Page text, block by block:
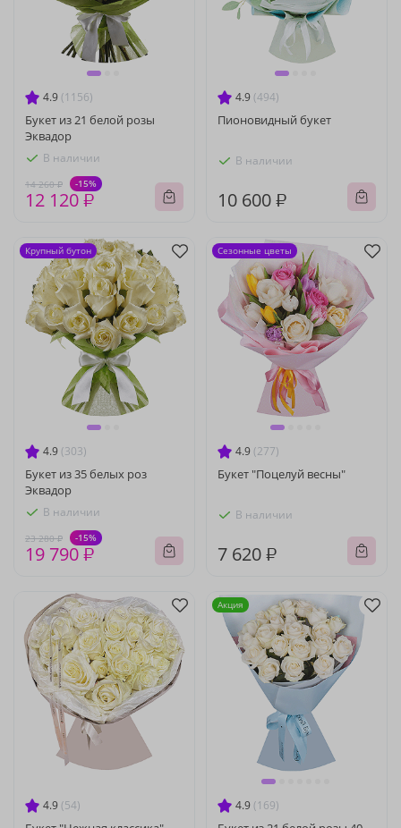
4.9 (1156)
Букет из 21 белой розы
Эквадор
В наличии
14 260 ₽ -15%
12 120 ₽
4.9 (494)
Пионовидный букет
В наличии
10 600 ₽
4.9 (303)
Букет из 35 белых роз
Эквадор
В наличии
23 280 ₽ -15%
19 790 ₽
Крупный бутон
4.9 (277)
Букет "Поцелуй весны"
В наличии
7 620 ₽
Сезонные цветы
4.9 (54) 4.9 (169)
Акция